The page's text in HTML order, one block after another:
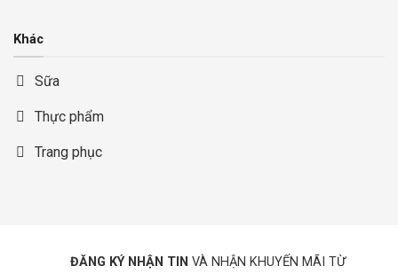
Khác
Sữa
Thực phẩm
Trang phục
ĐĂNG KÝ NHẬN TIN VÀ NHẬN KHUYẾN MÃI TỪ